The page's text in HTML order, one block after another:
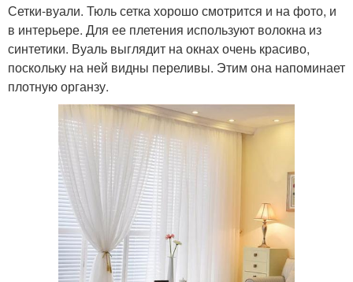
Сетки-вуали. Тюль сетка хорошо смотрится и на фото, и
в интерьере. Для ее плетения используют волокна из
синтетики. Вуаль выглядит на окнах очень красиво,
поскольку на ней видны переливы. Этим она напоминает
плотную органзу.